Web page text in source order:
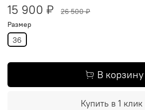
15 900 ₽
26 500 ₽
Размер
36
В корзину
Купить в 1 клик